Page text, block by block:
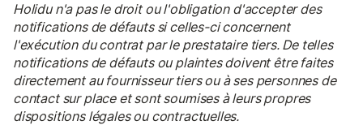
Holidu n'a pas le droit ou l'obligation d'accepter des
notifications de défauts si celles-ci concernent
l'exécution du contrat par le prestataire tiers. De telles
notifications de défauts ou plaintes doivent être faites
directement au fournisseur tiers ou à ses personnes de
contact sur place et sont soumises à leurs propres
dispositions légales ou contractuelles.